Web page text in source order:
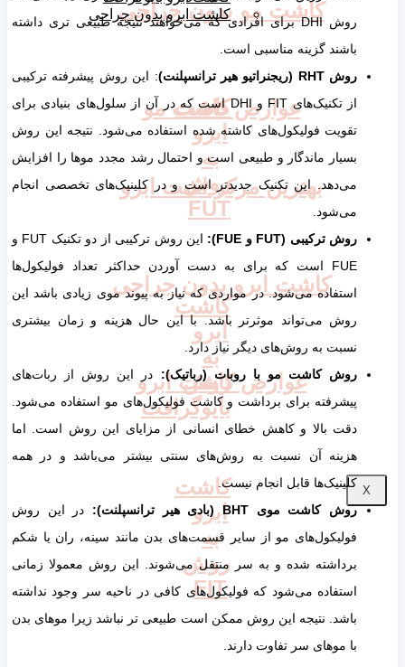
کاشت مو بدون جراحی
عوارض کاشت مو
بهترین مرکز اشت ابرو
کاشت ابرو بدون جراحی
عوارض کاشت ابرو
X
کاشت ابرو بدون جراحی
کاشت
ابرو
به
روش
FUT
کاشت
ابرو
به
روش
بایوگرافت
کاشت
ابرو
به
روش
FIT
روش DHI برای افرادی که می‌خواهند نتیجه طبیعی تری داشته
باشند گزینه مناسبی است.
روشRHT (ریجنراتیو هیر ترانسپلنت): این روش پیشرفته ترکیبی
از تکنیک‌های FIT و DHI است که در آن از سلول‌های بنیادی برای
تقویت فولیکول‌های کاشته شده استفاده می‌شود. نتیجه این روش
بسیار ماندگار و طبیعی است و احتمال رشد مجدد موها را افزایش
می‌دهد. این تکنیک جدیدتر است و در کلینیک‌های تخصصی انجام
می‌شود.
روش ترکیبی (FUT و FUE
):
این روش ترکیبی از دو تکنیک FUT و
FUE است که برای به دست آوردن حداکثر تعداد فولیکول‌ها
استفاده می‌شود. در مواردی که نیاز به پیوند موی زیادی باشد این
روش می‌تواند موثرتر باشد. با این حال هزینه و زمان بیشتری
نسبت به روش‌های دیگر نیاز دارد.
روش کاشت مو با روبات (رباتیک): در این روش از ربات‌های
پیشرفته برای برداشت و کاشت فولیکول‌های مو استفاده می‌شود.
دقت بالا و کاهش خطای انسانی از مزایای این روش است. اما
هزینه آن نسبت به روش‌های سنتی بیشتر می‌باشد و در همه
کلینیک‌ها قابل انجام نیست.
روش کاشت موی BHT(بادی هیر ترانسپلنت): در این روش
فولیکول‌های مو از سایر قسمت‌های بدن مانند سینه، ران یا شکم
برداشته شده و به سر منتقل می‌شوند. این روش معمولا زمانی
استفاده می‌شود که فولیکول‌های کافی در ناحیه سر وجود نداشته
باشد. نتیجه این روش ممکن است طبیعی تر نباشد زیرا موهای بدن
با موهای سر تفاوت دارند.